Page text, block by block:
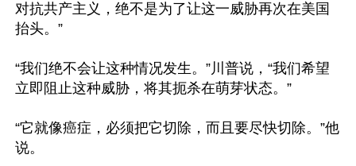
对抗共产主义，绝不是为了让这一威胁再次在美国
抬头。”
“我们绝不会让这种情况发生。”川普说，“我们希望
立即阻止这种威胁，将其扼杀在萌芽状态。”
“它就像癌症，必须把它切除，而且要尽快切除。”他
说。